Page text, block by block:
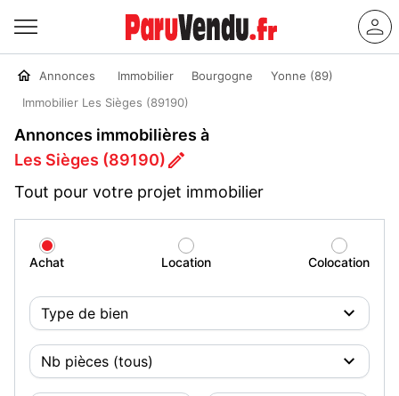
Annonces Immobilier Bourgogne
Yonne (89)
Immobilier Les Sièges (89190)
Annonces immobilières à
Les Sièges (89190)
Tout pour votre projet immobilier
Achat Location Colocation